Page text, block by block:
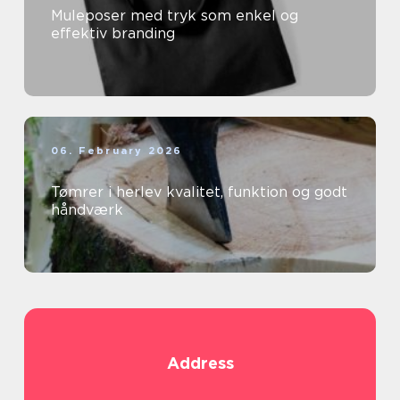
Muleposer med tryk som enkel og
effektiv branding
06. February 2026
Tømrer i herlev kvalitet, funktion og godt
håndværk
Address